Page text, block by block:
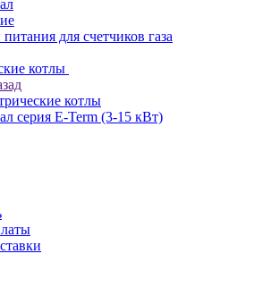
для счетчиков газа
котлы
котлы
серия E-Term (3-15 кВт)